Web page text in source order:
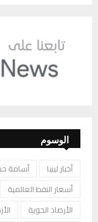
الوسوم
أخبار ليبيا أسامة
أسعار النفط العالمية
الأرصاد الجوية